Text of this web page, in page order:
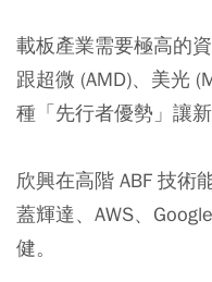
載板產業需要極高的
跟超微 (AMD)、美光
種「先行者優勢」讓新
欣興在高階 ABF 技術
蓋輝達、AWS、
健。